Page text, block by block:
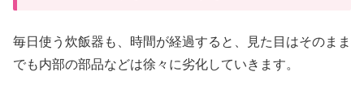
毎日使う炊飯器も、時間が経過すると、見た目はそのまま
でも内部の部品などは徐々に劣化していきます。